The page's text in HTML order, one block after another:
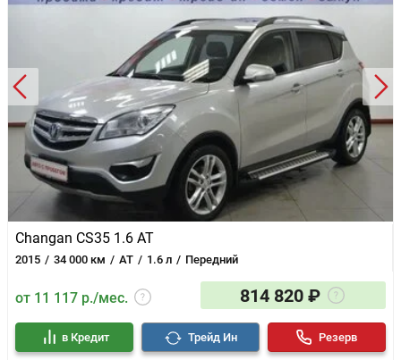
Changan CS35 1.6 AT
2015 34 000 км AT 1.6 л Передний
от 11 117 р./мес. 814 820 ₽
в Кредит Трейд Ин Резерв